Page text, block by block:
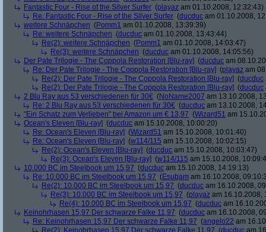
Fantastic Four - Rise of the Silver Surfer (playaz am 01.10.2008, 12:32:43)
Re: Fantastic Four - Rise of the Silver Surfer (ducduc am 01.10.2008,
weitere Schnäpchen (Pomm1 am 01.10.2008, 13:39:39)
Re: weitere Schnäpchen (ducduc am 01.10.2008, 13:43:44)
Re(2): weitere Schnäpchen (Pomm1 am 01.10.2008, 14:03:47)
Re(3): weitere Schnäpchen (ducduc am 01.10.2008, 14:05:56)
Der Pate Trilogie - The Coppola Restoration [Blu-ray] (ducduc am
Re: Der Pate Trilogie - The Coppola Restoration [Blu-ray] (playaz am
Re(2): Der Pate Trilogie - The Coppola Restoration [Blu-ray] (ducduc
Re(2): Der Pate Trilogie - The Coppola Restoration [Blu-ray] (ducduc
2 Blu Ray aus 53 verschiedenen für 30€ (NoName2007 am 13.10.2008,
Re: 2 Blu Ray aus 53 verschiedenen für 30€ (ducduc am 13.10.2008,
"Ein Schatz zum Verlieben" bei Amazon um € 13,97 (Wizard51 am
Ocean's Eleven [Blu-ray] (ducduc am 15.10.2008, 10:00:20)
Re: Ocean's Eleven [Blu-ray] (Wizard51 am 15.10.2008, 10:01:40)
Re: Ocean's Eleven [Blu-ray] (w114/115 am 15.10.2008, 10:02:15)
Re(2): Ocean's Eleven [Blu-ray] (ducduc am 15.10.2008, 10:03:47)
Re(3): Ocean's Eleven [Blu-ray] (w114/115 am 15.10.2008,
10.000 BC im Steelbook um 15,97 (ducduc am 15.10.2008, 14:19:13)
Re: 10.000 BC im Steelbook um 15,97 (Esubam am 16.10.2008,
Re(2): 10.000 BC im Steelbook um 15,97 (ducduc am 16.10.2008,
Re(3): 10.000 BC im Steelbook um 15,97 (playaz am 16.10.2008,
Re(4): 10.000 BC im Steelbook um 15,97 (ducduc am
Keinohrhasen 15,97 Der schwarze Falke 11,97 (ducduc am 16.10.2008,
Re: Keinohrhasen 15,97 Der schwarze Falke 11,97 (angelo22 am
Re(2): Keinohrhasen 15,97 Der schwarze Falke 11,97 (ducduc am